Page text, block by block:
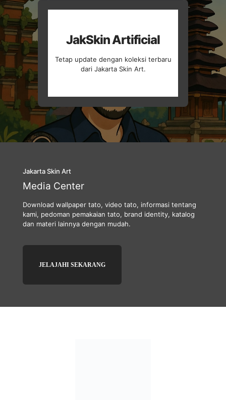
JakSkin Artificial
Tetap update dengan koleksi terbaru
dari Jakarta Skin Art.
Jakarta Skin Art
Media Center
Download wallpaper tato, video tato, informasi tentang
kami, pedoman pemakaian tato, brand identity, katalog
dan materi lainnya dengan mudah.
JELAJAHI SEKARANG